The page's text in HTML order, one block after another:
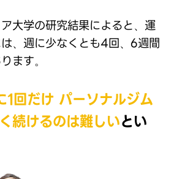
大学の研究結果によると、運
、週に少なくとも4回、6週間
ます。
1回だけ パーソナルジム
続けるのは難しいとい